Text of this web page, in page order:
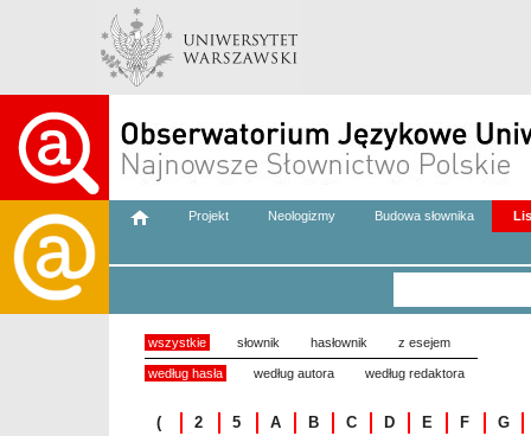
Projekt Neologizmy Budowa słownika
wszystkie słownik hasłownik z esejem
według hasła według autora według redaktora
( 2 5 A B C D E F
G